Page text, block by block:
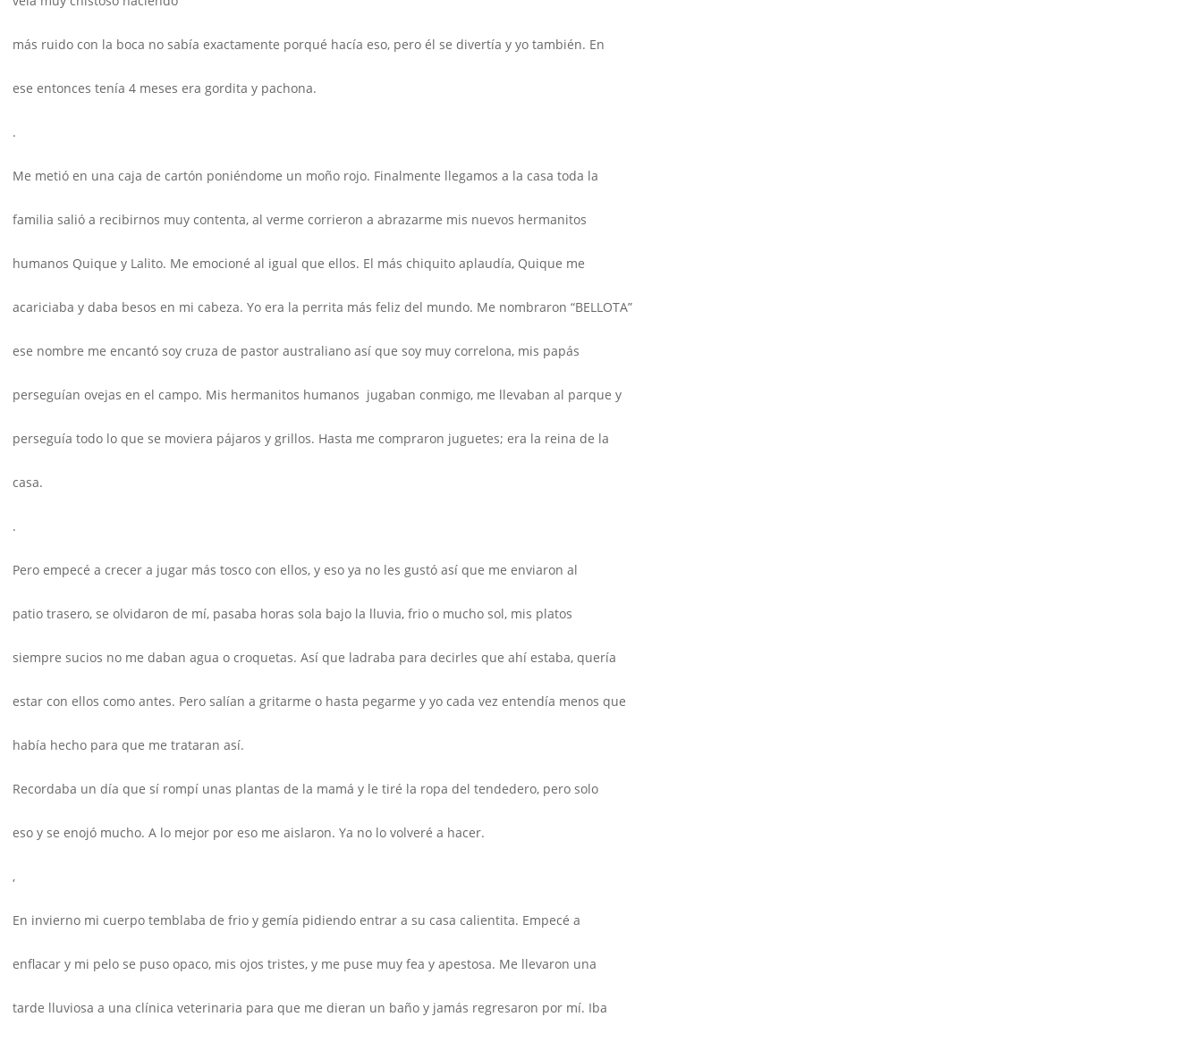
más ruido con la boca no sabía exactamente porqué hacía eso, pero él se divertía y yo también. En
ese entonces tenía 4 meses era gordita y pachona.
.
Me metió en una caja de cartón poniéndome un moño rojo. Finalmente llegamos a la casa toda la
familia salió a recibirnos muy contenta, al verme corrieron a abrazarme mis nuevos hermanitos
humanos Quique y Lalito. Me emocioné al igual que ellos. El más chiquito aplaudía, Quique me
acariciaba y daba besos en mi cabeza. Yo era la perrita más feliz del mundo. Me nombraron “BELLOTA”
ese nombre me encantó soy cruza de pastor australiano así que soy muy correlona, mis papás
perseguían ovejas en el campo. Mis hermanitos humanos jugaban conmigo, me llevaban al parque y
perseguía todo lo que se moviera pájaros y grillos. Hasta me compraron juguetes; era la reina de la
casa.
.
Pero empecé a crecer a jugar más tosco con ellos, y eso ya no les gustó así que me enviaron al
patio trasero, se olvidaron de mí, pasaba horas sola bajo la lluvia, frio o mucho sol, mis platos
siempre sucios no me daban agua o croquetas. Así que ladraba para decirles que ahí estaba, quería
estar con ellos como antes. Pero salían a gritarme o hasta pegarme y yo cada vez entendía menos que
había hecho para que me trataran así.
Recordaba un día que sí rompí unas plantas de la mamá y le tiré la ropa del tendedero, pero solo
eso y se enojó mucho. A lo mejor por eso me aislaron. Ya no lo volveré a hacer.
,
En invierno mi cuerpo temblaba de frio y gemía pidiendo entrar a su casa calientita. Empecé a
enflacar y mi pelo se puso opaco, mis ojos tristes, y me puse muy fea y apestosa. Me llevaron una
tarde lluviosa a una clínica veterinaria para que me dieran un baño y jamás regresaron por mí. Iba